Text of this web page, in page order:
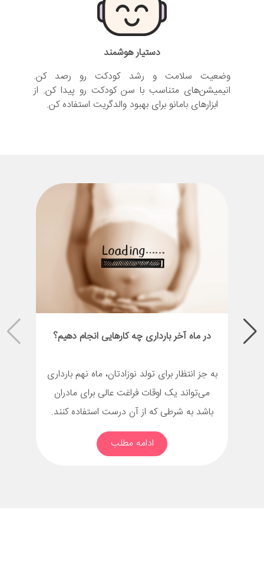
دستیار هوشمند
وضعیت سلامت و رشد کودکت رو رصد کن.
انیمیشن‌های متناسب با سن کودکت رو پیدا کن. از
ابزارهای بامانو برای بهبود والدگریت استفاده کن.
در ماه آخر بارداری چه کارهایی انجام دهیم؟
به جز انتظار برای تولد نوزادتان، ماه نهم بارداری
می‌تواند یک اوقات فراغت عالی برای مادران
باشد به شرطی که از آن درست استفاده کنند.
ادامه مطلب